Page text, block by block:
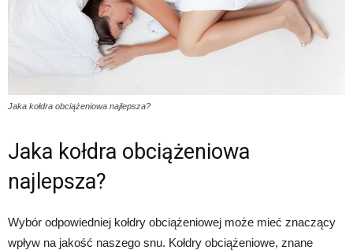
Jaka kołdra obciążeniowa najlepsza?
Jaka kołdra obciążeniowa
najlepsza?
Wybór odpowiedniej kołdry obciążeniowej może mieć znaczący
wpływ na jakość naszego snu. Kołdry obciążeniowe, znane